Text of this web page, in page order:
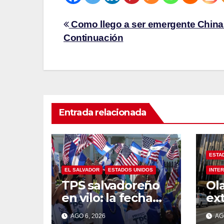
Como llego a ser emergente
Continuación
Entrada relacionada
EL SALVADOR ESTADOS UNIDOS
TPS salvadoreño
en vilo: la fecha
límite del 9 de
AGO 6, 2026